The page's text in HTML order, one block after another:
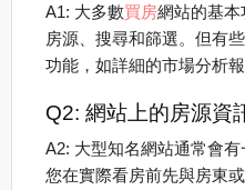
A1: 大多數買房網站的基本
房源、搜尋和篩選。但有
功能，如詳細的市場分析
Q2: 網站上的房源資
A2: 大型知名網站通常會
您在實際看房前先與房東